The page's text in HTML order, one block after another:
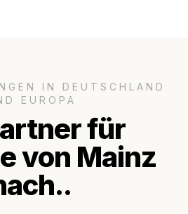
IN DEUTSCHLAND
EUROPA
für
von Mainz